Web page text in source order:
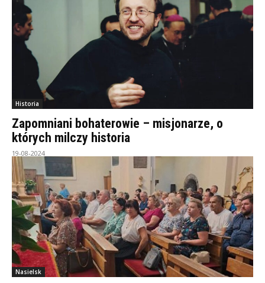
Historia
Zapomniani bohaterowie – misjonarze, o
których milczy historia
19-08-2024
Nasielsk